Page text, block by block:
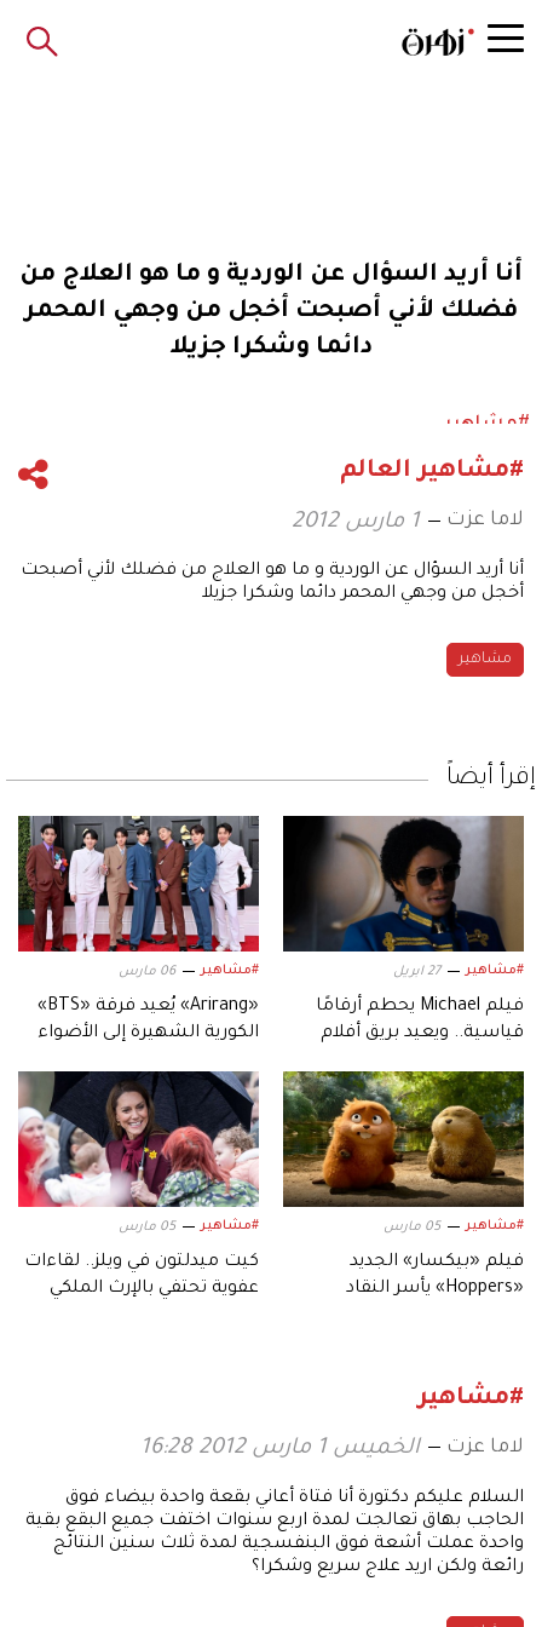
أنا أريد السؤال عن الوردية و ما هو العلاج من
فضلك لأني أصبحت أخجل من وجهي المحمر
دائما وشكرا جزيلا
#مشاهير
#مشاهير العالم
لاما عزت 1 مارس 2012
أنا أريد السؤال عن الوردية و ما هو العلاج من فضلك لأني أصبحت
أخجل من وجهي المحمر دائما وشكرا جزيلا
مشاهير
إقرأ أيضاً
#مشاهير 27 ابريل
فيلم Michael يحطم أرقامًا
قياسية.. ويعيد بريق أفلام
#مشاهير 06 مارس
«Arirang» يُعيد فرقة «BTS»
الكورية الشهيرة إلى الأضواء
#مشاهير 05 مارس
فيلم «بيكسار» الجديد
«Hoppers» يأسر النقاد
#مشاهير 05 مارس
كيت ميدلتون في ويلز.. لقاءات
عفوية تحتفي بالإرث الملكي
#مشاهير
لاما عزت الخميس 1 مارس 2012 16:28
السلام عليكم دكتورة أنا فتاة أعاني بقعة واحدة بيضاء فوق
الحاجب بهاق تعالجت لمدة اربع سنوات اختفت جميع البقع بقية
واحدة عملت أشعة فوق البنفسجية لمدة ثلاث سنين النتائج
رائعة ولكن اريد علاج سريع وشكرا؟